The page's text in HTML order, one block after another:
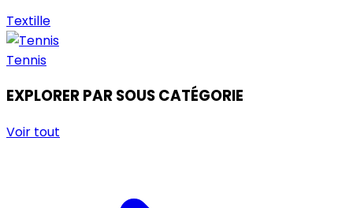
Textille
Tennis
EXPLORER PAR SOUS CATÉGORIE
Voir tout